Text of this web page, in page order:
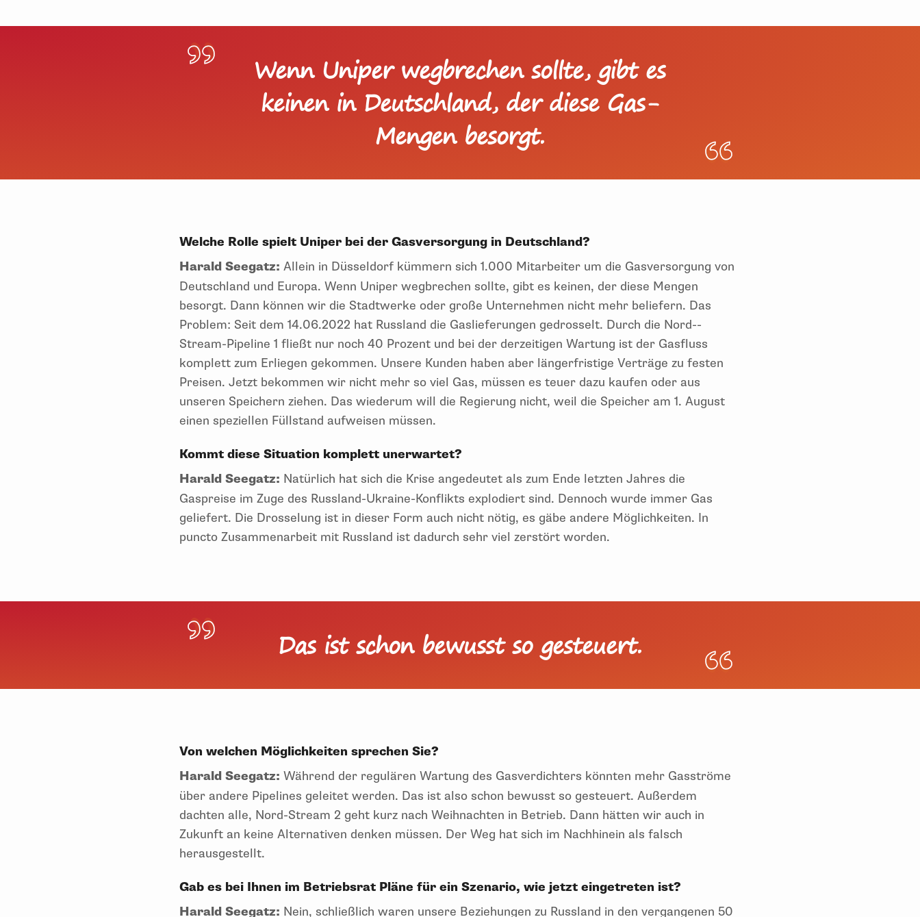
Wenn Uniper wegbrechen sollte, gibt es
keinen in Deutschland, der diese Gas-
Mengen besorgt.
Welche Rolle spielt Uniper bei der Gasversorgung in Deutschland?
Harald Seegatz: Allein in Düsseldorf kümmern sich 1.000 Mitarbeiter um die Gasversorgung von
Deutschland und Europa. Wenn Uniper wegbrechen sollte, gibt es keinen, der diese Mengen
besorgt. Dann können wir die Stadtwerke oder große Unternehmen nicht mehr beliefern. Das
Problem: Seit dem 14.06.2022 hat Russland die Gaslieferungen gedrosselt. Durch die Nord--
Stream-Pipeline 1 fließt nur noch 40 Prozent und bei der derzeitigen Wartung ist der Gasfluss
komplett zum Erliegen gekommen. Unsere Kunden haben aber längerfristige Verträge zu festen
Preisen. Jetzt bekommen wir nicht mehr so viel Gas, müssen es teuer dazu kaufen oder aus
unseren Speichern ziehen. Das wiederum will die Regierung nicht, weil die Speicher am 1. August
einen speziellen Füllstand aufweisen müssen.
Kommt diese Situation komplett unerwartet?
Harald Seegatz: Natürlich hat sich die Krise angedeutet als zum Ende letzten Jahres die
Gaspreise im Zuge des Russland-Ukraine-Konflikts explodiert sind. Dennoch wurde immer Gas
geliefert. Die Drosselung ist in dieser Form auch nicht nötig, es gäbe andere Möglichkeiten. In
puncto Zusammenarbeit mit Russland ist dadurch sehr viel zerstört worden.
Das ist schon bewusst so gesteuert.
Von welchen Möglichkeiten sprechen Sie?
Harald Seegatz: Während der regulären Wartung des Gasverdichters könnten mehr Gasströme
über andere Pipelines geleitet werden. Das ist also schon bewusst so gesteuert. Außerdem
dachten alle, Nord-Stream 2 geht kurz nach Weihnachten in Betrieb. Dann hätten wir auch in
Zukunft an keine Alternativen denken müssen. Der Weg hat sich im Nachhinein als falsch
herausgestellt.
Gab es bei Ihnen im Betriebsrat Pläne für ein Szenario, wie jetzt eingetreten ist?
Harald Seegatz: Nein, schließlich waren unsere Beziehungen zu Russland in den vergangenen 50